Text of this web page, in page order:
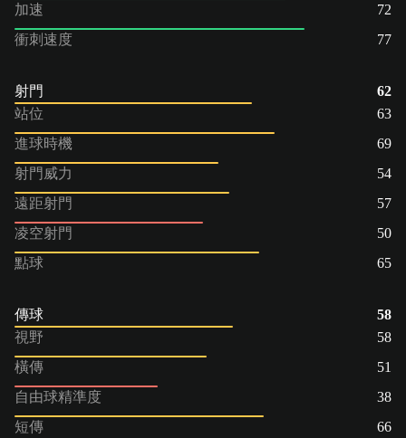
加速
72
衝刺速度
77
射門
62
站位
63
進球時機
69
射門威力
54
遠距射門
57
凌空射門
50
點球
65
傳球
58
視野
58
橫傳
51
自由球精準度
38
短傳
66